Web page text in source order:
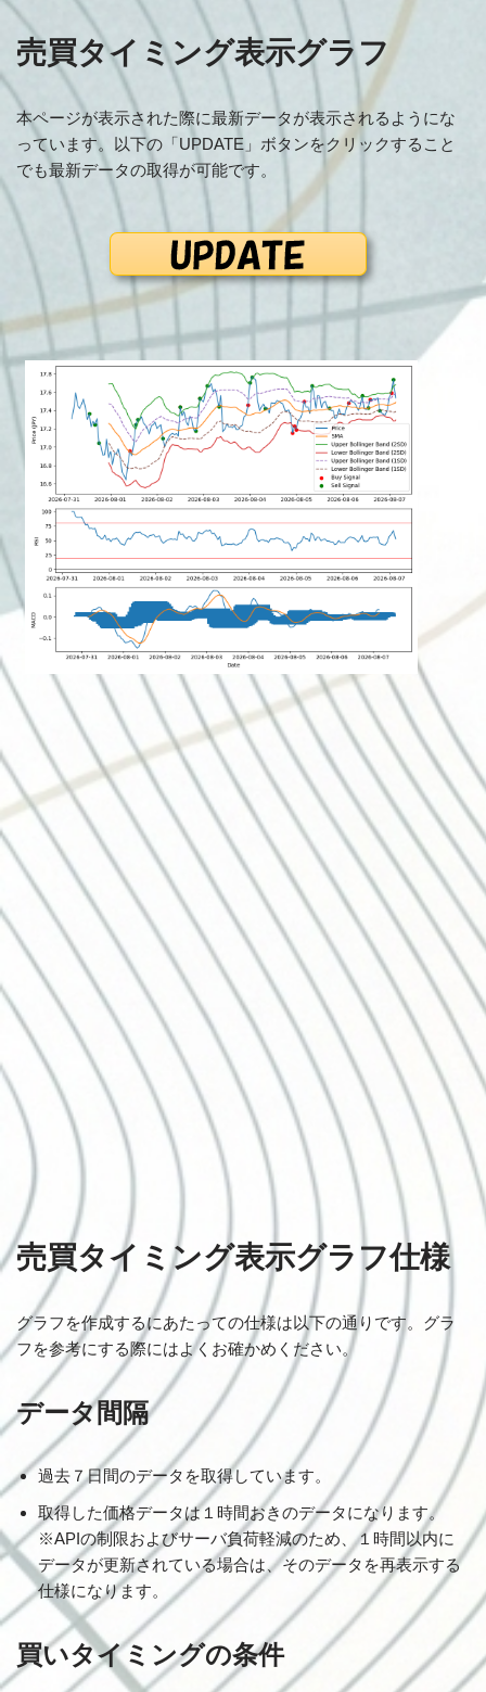
売買タイミング表示グラフ
本ページが表示された際に最新データが表示されるようにな
っています。以下の「UPDATE」ボタンをクリックすること
でも最新データの取得が可能です。
売買タイミング表示グラフ仕様
グラフを作成するにあたっての仕様は以下の通りです。グラ
フを参考にする際にはよくお確かめください。
データ間隔
過去７日間のデータを取得しています。
取得した価格データは１時間おきのデータになります。
※APIの制限およびサーバ負荷軽減のため、１時間以内に
データが更新されている場合は、そのデータを再表示する
仕様になります。
買いタイミングの条件